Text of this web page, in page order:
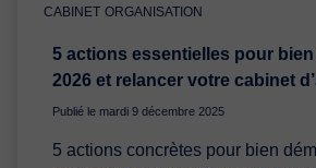
CABINET ORGANISATION
5 actions essentielles pour
2026 et relancer votre cabinet
Publié le mardi 9 décembre 2025
5 actions concrètes pour bien